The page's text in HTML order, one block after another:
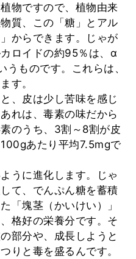
物ですので、植物由来
質、この「糖」とアル
からできます。じゃが
ロイドの約95％は、α
ものです。これらは、
す。
、皮は少し苦味を感じ
れは、毒素の味だから
のうち、3割～8割が皮
あたり平均7.5mgで
うに進化します。じゃ
て、でんぷん糖を蓄積
「塊茎（かいけい）」
格好の栄養分です。そ
部分や、成長しようと
りと毒を盛るんです。